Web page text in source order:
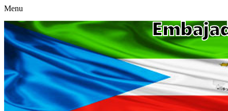
Menu